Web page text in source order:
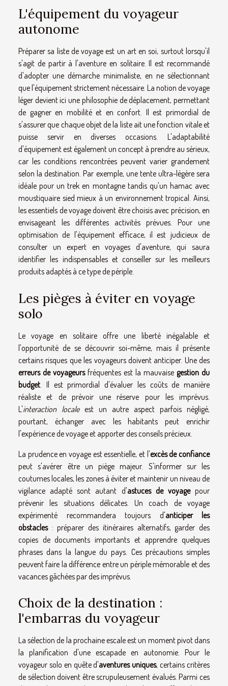
L'équipement du voyageur
autonome
Préparer sa liste de voyage est un art en soi, surtout lorsqu'il
s'agit de partir à l'aventure en solitaire. Il est recommandé
d'adopter une démarche minimaliste, en ne sélectionnant
que l'équipement strictement nécessaire. La notion de voyage
léger devient ici une philosophie de déplacement, permettant
de gagner en mobilité et en confort. Il est primordial de
s'assurer que chaque objet de la liste ait une fonction vitale et
puisse servir en diverses occasions. L'adaptabilité
d'équipement est également un concept à prendre au sérieux,
car les conditions rencontrées peuvent varier grandement
selon la destination. Par exemple, une tente ultra-légère sera
idéale pour un trek en montagne tandis qu'un hamac avec
moustiquaire sied mieux à un environnement tropical. Ainsi,
les essentiels de voyage doivent être choisis avec précision, en
envisageant les différentes activités prévues. Pour une
optimisation de l'équipement efficace, il est judicieux de
consulter un expert en voyages d'aventure, qui saura
identifier les indispensables et conseiller sur les meilleurs
produits adaptés à ce type de périple.
Les pièges à éviter en voyage
solo
Le voyage en solitaire offre une liberté inégalable et
l'opportunité de se découvrir soi-même, mais il présente
certains risques que les voyageurs doivent anticiper. Une des
erreurs de voyageursfréquentes est la mauvaise gestion du
budget . Il est primordial d'évaluer les coûts de manière
réaliste et de prévoir une réserve pour les imprévus.
L'interaction localeest un autre aspect parfois négligé,
pourtant, échanger avec les habitants peut enrichir
l'expérience de voyage et apporter des conseils précieux.
La prudence en voyage est essentielle, et l'excès de confiance
peut s'avérer être un piège majeur. S'informer sur les
coutumes locales, les zones à éviter et maintenir un niveau de
vigilance adapté sont autant d'astuces de voyagepour
prévenir les situations délicates. Un coach de voyage
expérimenté recommandera toujours d'anticiper les
obstacles: préparer des itinéraires alternatifs, garder des
copies de documents importants et apprendre quelques
phrases dans la langue du pays. Ces précautions simples
peuvent faire la différence entre un périple mémorable et des
vacances gâchées par des imprévus.
Choix de la destination :
l'embarras du voyageur
La sélection de la prochaine escale est un moment pivot dans
la planification d'une escapade en autonomie. Pour le
voyageur solo en quête d'aventures uniques, certains critères
de sélection doivent être scrupuleusement évalués. Parmi ces